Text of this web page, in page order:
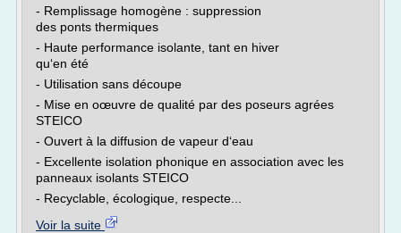
- Remplissage homogène : suppression
des ponts thermiques
- Haute performance isolante, tant en hiver
qu‘en été
- Utilisation sans découpe
- Mise en oœuvre de qualité par des poseurs agrées
STEICO
- Ouvert à la diffusion de vapeur d‘eau
- Excellente isolation phonique en association avec les
panneaux isolants STEICO
- Recyclable, écologique, respecte...
Voir la suite